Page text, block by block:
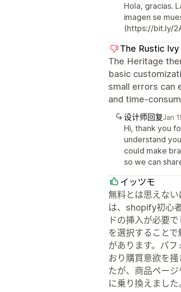
Hola, gracias.
imagen se
(https://bit.ly/
The Rustic Ivy
The Heritage
basic
small errors can
and time-
设计师回复Jan
Hi, thank you
understand
could make
so we can
イッツモ
無料とは思えな
は、shopify初心
ドの挿入が必要
を選択すること
があります。パ
おり購買意欲を
たが、商品ペー
に乗り換えました